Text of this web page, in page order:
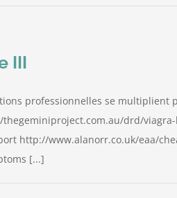
III
professionnelles se
drd/
http://www.alanorr.co.uk/eaa/
[...]